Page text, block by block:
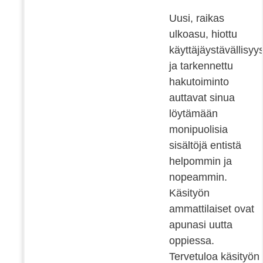
Uusi, raikas
ulkoasu, hiottu
ja tarkennettu
hakutoiminto
auttavat sinua
löytämään
monipuolisia
sisältöjä entistä
helpommin ja
nopeammin.
Käsityön
ammattilaiset ovat
apunasi uutta
oppiessa.
Tervetuloa käsityön